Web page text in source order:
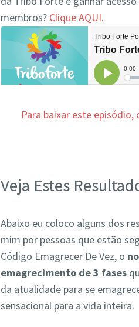
membros? Clique AQUI.
Para baixar este
Veja Estes
Abaixo eu coloco alguns dos
mim por pessoas que estão
Código Emagrecer De Vez, o
emagrecimento de 3 fases
da atualidade para se
sensacional para a vida inteira.